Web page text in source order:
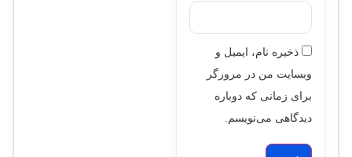
ذخیره نام، ایمیل و
وبسایت من در مرورگر
برای زمانی که دوباره
دیدگاهی می‌نویسم.